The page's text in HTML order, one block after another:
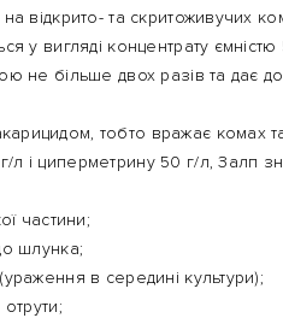
відкрито- та скритоживучих
у вигляді концентрату
не більше двох разів та дає
тобто вражає комах
і циперметрину 50 г/л, Залп
частини;
шлунка;
в середині культури);